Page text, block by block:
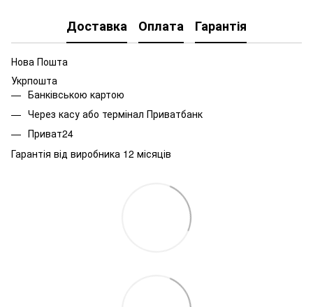
Доставка Оплата Гарантія
Нова Пошта
Укрпошта
Банківською картою
Через касу або термінал Приватбанк
Приват24
Гарантія від виробника 12 місяців